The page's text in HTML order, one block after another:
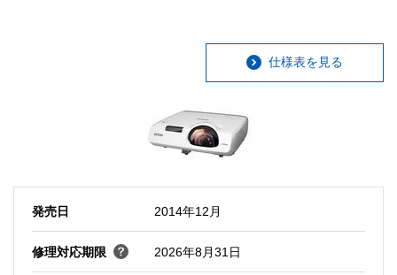
仕様表を見る
発売日 2014年12月
修理対応期限 2026年8月31日